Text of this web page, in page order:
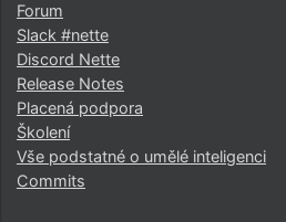
Forum
Slack #nette
Discord Nette
Release Notes
Placená podpora
Školení
Vše podstatné o umělé inteligenci
Commits